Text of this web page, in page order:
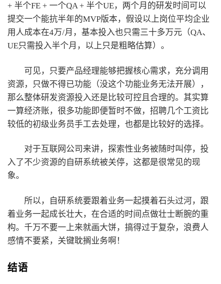
+ 半个FE + 一个QA + 半个UE，两个月的研发时间可以
提交一个能抗半年的MVP版本，假设以上岗位平均企业
用人成本在4万/月，基本投入也只需三十多万元（QA、
UE只需投入半个月，以上只是粗略估算）。
可见，只要产品经理能够把握核心需求，充分调用
资源，只做不得已功能（没这个功能业务无法开展），
那么整体研发资源投入还是比较可控且合理的。其实算
一算经济账，很多功能即便暂时不做，招聘几个工资比
较低的初级业务员手工去处理，也都是比较好的选择。
对于互联网公司来讲，探索性业务被随时叫停，投
入了不少资源的自研系统被关停，这都是很常见的现
象。
所以，自研系统要跟着业务一起摸着石头过河，跟
着业务一起成长壮大，在合适的时间点做壮士断腕的重
构。千万不要一上来就画大饼，搞得过于复杂，浪费人
感情不要紧，关键耽搁业务啊！
结语